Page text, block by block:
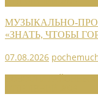
МУЗЫКАЛЬНО-
«ЗНАТЬ, ЧТОБЫ
07.08.2026